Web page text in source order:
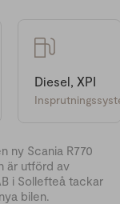
Diesel, XPI
ny Scania R770
är utförd av
i Sollefteå tackar
bilen.